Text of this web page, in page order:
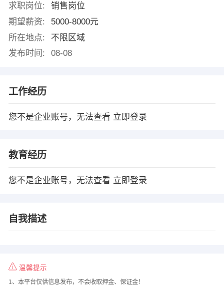
求职岗位:
销售岗位
期望薪资:
5000-8000元
所在地点:
不限区域
发布时间:
08-08
工作经历
您不是企业账号，无法查看 立即登录
教育经历
您不是企业账号，无法查看 立即登录
自我描述
温馨提示
1、本平台仅供信息发布，不会收取押金、保证金！